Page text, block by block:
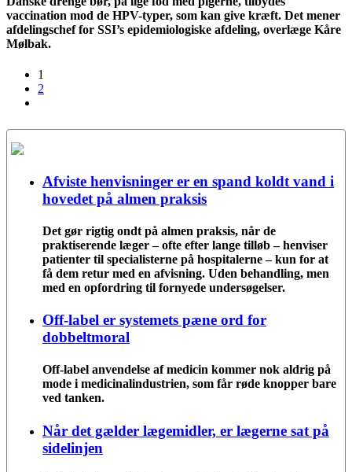
vaccination mod de HPV-typer, som kan give kræft. Det mener
afdelingschef for SSI’s epidemiologiske afdeling, overlæge Kåre
Mølbak.
1
2
Afviste henvisninger er en spand koldt vand i
hovedet på almen praksis
Det gør rigtig ondt på almen praksis, når de
praktiserende læger – ofte efter lange tilløb – henviser
patienter til specialisterne på hospitalerne – kun for at
få dem retur med en afvisning. Uden behandling, men
med en opfordring til fornyede undersøgelser.
Off-label er systemets pæne ord for
dobbeltmoral
Off-label anvendelse af medicin kommer nok aldrig på
mode i medicinalindustrien, som får røde knopper bare
ved tanken.
Når det gælder lægemidler, er lægerne sat på
sidelinjen